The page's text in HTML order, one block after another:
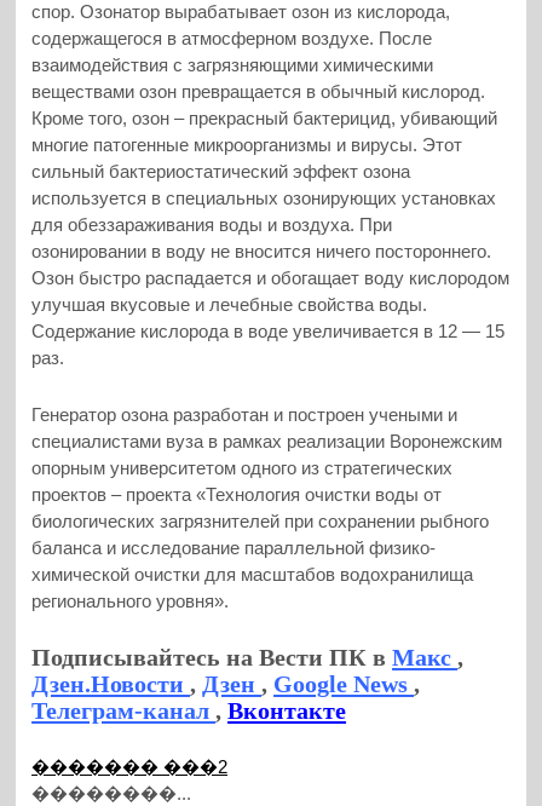
спор. Озонатор вырабатывает озон из кислорода,
содержащегося в атмосферном воздухе. После
взаимодействия с загрязняющими химическими
веществами озон превращается в обычный кислород.
Кроме того, озон – прекрасный бактерицид, убивающий
многие патогенные микроорганизмы и вирусы. Этот
сильный бактериостатический эффект озона
используется в специальных озонирующих установках
для обеззараживания воды и воздуха. При
озонировании в воду не вносится ничего постороннего.
Озон быстро распадается и обогащает воду кислородом
улучшая вкусовые и лечебные свойства воды.
Содержание кислорода в воде увеличивается в 12 — 15
раз.
Генератор озона разработан и построен учеными и
специалистами вуза в рамках реализации Воронежским
опорным университетом одного из стратегических
проектов – проекта «Технология очистки воды от
биологических загрязнителей при сохранении рыбного
баланса и исследование параллельной физико-
химической очистки для масштабов водохранилища
регионального уровня».
Подписывайтесь на Вести ПК вМакс,
Дзен.Новости, Дзен, Google News,
Телеграм-канал,Вконтакте
������� ���2
��������...